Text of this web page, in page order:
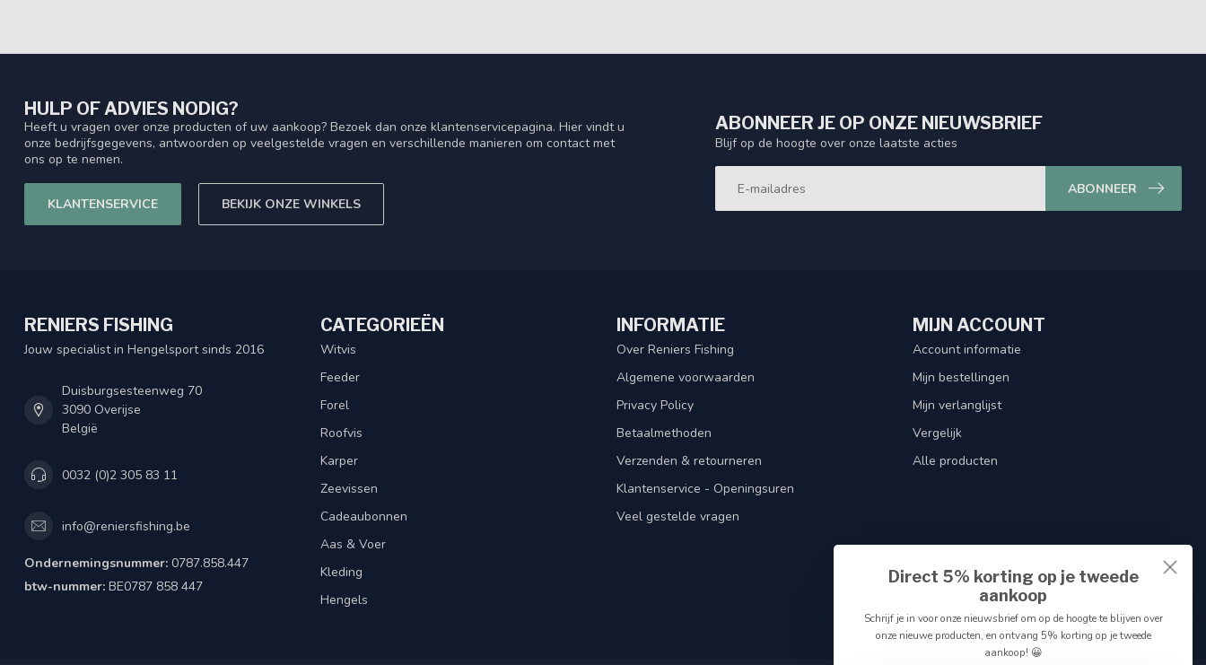
HULP OF ADVIES NODIG?
Heeft u vragen over onze producten of uw aankoop? Bezoek dan onze klantenservicepagina. Hier vindt u
onze bedrijfsgegevens, antwoorden op veelgestelde vragen en verschillende manieren om contact met
ons op te nemen.
KLANTENSERVICE BEKIJK ONZE WINKELS
ABONNEER JE OP ONZE NIEUWSBRIEF
Blijf op de hoogte over onze laatste acties
ABONNEER
RENIERS FISHING
Jouw specialist in Hengelsport sinds 2016
Duisburgsesteenweg 70
3090 Overijse
België
0032 (0)2 305 83 11
info@reniersfishing.be
Ondernemingsnummer: 0787.858.447
btw-nummer: BE0787 858 447
CATEGORIEËN
Witvis
Feeder
Forel
Roofvis
Karper
Zeevissen
Cadeaubonnen
Aas & Voer
Kleding
Hengels
INFORMATIE
Over Reniers Fishing
Algemene voorwaarden
Privacy Policy
Betaalmethoden
Verzenden & retourneren
Klantenservice - Openingsuren
Veel gestelde vragen
MIJN ACCOUNT
Account informatie
Mijn bestellingen
Mijn verlanglijst
Vergelijk
Alle producten
Direct 5% korting op je tweede
aankoop
Schrijf je in voor onze nieuwsbrief om op de hoogte te blijven over
onze nieuwe producten, en ontvang 5% korting op je tweede
aankoop! 😀